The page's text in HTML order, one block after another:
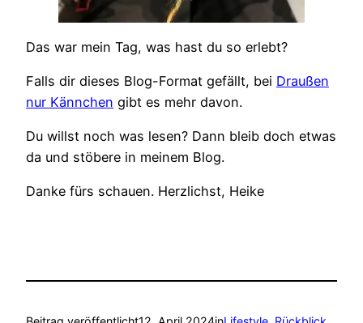
Das war mein Tag, was hast du so erlebt?
Falls dir dieses Blog-Format gefällt, bei Draußen
nur Kännchen gibt es mehr davon.
Du willst noch was lesen? Dann bleib doch etwas
da und stöbere in meinem Blog.
Danke fürs schauen. Herzlichst, Heike